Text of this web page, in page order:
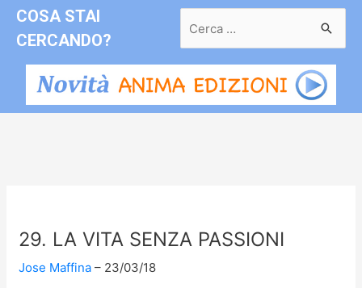
COSA STAI
CERCANDO?
per:
29. LA VITA SENZA PASSIONI
Jose Maffina
23/03/18